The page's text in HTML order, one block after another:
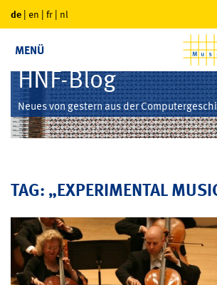
de | en | fr | nl
MENÜ
HNF-Blog
Neues von gestern aus der
TAG: „EXPERIMENTAL